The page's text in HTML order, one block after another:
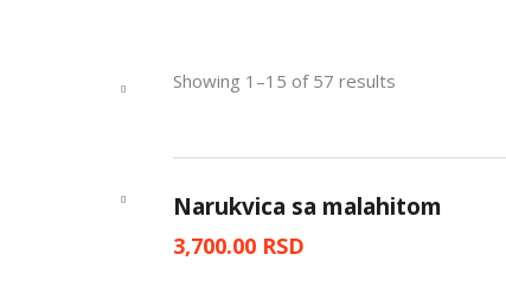
Showing 1–15 of 57 results
Narukvica sa malahitom
3,700.00 RSD